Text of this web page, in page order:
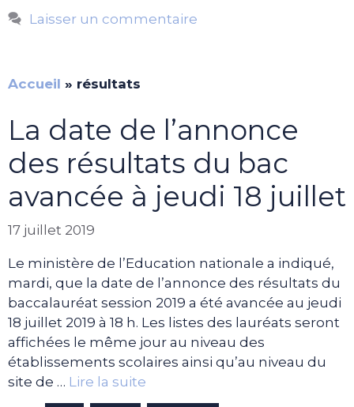
Laisser un commentaire
Accueil » résultats
La date de l’annonce
des résultats du bac
avancée à jeudi 18 juillet
17 juillet 2019
Le ministère de l’Education nationale a indiqué,
mardi, que la date de l’annonce des résultats du
baccalauréat session 2019 a été avancée au jeudi
18 juillet 2019 à 18 h. Les listes des lauréats seront
affichées le même jour au niveau des
établissements scolaires ainsi qu’au niveau du
site de … Lire la suite